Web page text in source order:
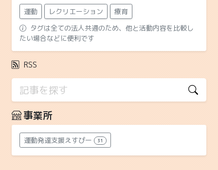
運動 レクリエーション
療育
タグは全ての法人共通のため、他と活動内容を比較し
たい場合などに便利です
RSS
事業所
運動発達支援えすぴー 31